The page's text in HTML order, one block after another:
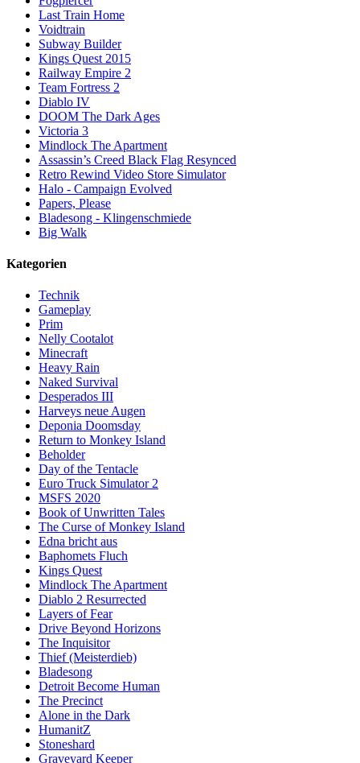
Last Train Home
Voidtrain
Subway Builder
Kings Quest 2015
Railway Empire 2
Team Fortress 2
Diablo IV
DOOM The Dark Ages
Victoria 3
Mindlock The Apartment
Assassin’s Creed Black Flag Resynced
Retro Rewind Video Store Simulator
Halo - Campaign Evolved
Papers, Please
Bladesong - Klingenschmiede
Big Walk
Kategorien
Technik
Gameplay
Prim
Nelly Cootalot
Minecraft
Heavy Rain
Naked Survival
Desperados III
Harveys neue Augen
Deponia Doomsday
Return to Monkey Island
Beholder
Day of the Tentacle
Euro Truck Simulator 2
MSFS 2020
Book of Unwritten Tales
The Curse of Monkey Island
Edna bricht aus
Baphomets Fluch
Kings Quest
Mindlock The Apartment
Diablo 2 Resurrected
Layers of Fear
Drive Beyond Horizons
The Inquisitor
Thief (Meisterdieb)
Bladesong
Detroit Become Human
The Precinct
Alone in the Dark
HumanitZ
Stoneshard
Graveyard Keeper